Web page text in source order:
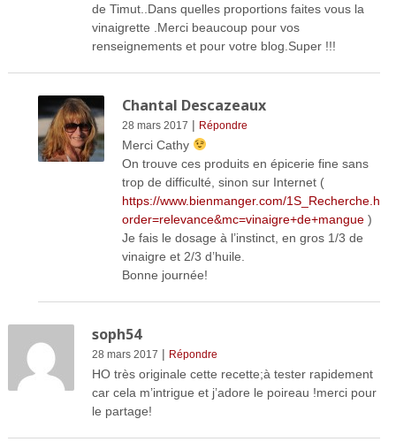
de Timut..Dans quelles proportions faites vous la
vinaigrette .Merci beaucoup pour vos
renseignements et pour votre blog.Super !!!
Chantal Descazeaux
28 mars 2017 | Répondre
Merci Cathy
On trouve ces produits en épicerie fine sans
trop de difficulté, sinon sur Internet (
https://www.bienmanger.com/
order=relevance&mc=vinaigre+de+mangue)
Je fais le dosage à l’instinct, en gros 1/3 de
vinaigre et 2/3 d’huile.
Bonne journée!
soph54
28 mars 2017 | Répondre
HO très originale cette recette;à tester rapidement
car cela m’intrigue et j’adore le poireau !merci pour
le partage!